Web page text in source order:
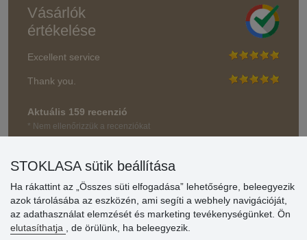
Vásárlók
értékelése
Excellent service
Thank you.
Aktuális 159 recenzió
* Nem ellenőrizzük a recenziókat
STOKLASA sütik beállítása
Ha rákattint az „Összes süti elfogadása” lehetőségre, beleegyezik
azok tárolásába az eszközén, ami segíti a webhely navigációját,
az adathasználat elemzését és marketing tevékenységünket. Ön
elutasíthatja
, de örülünk, ha beleegyezik.